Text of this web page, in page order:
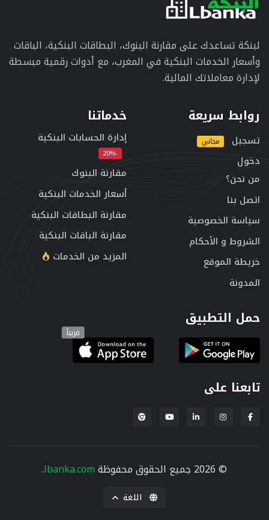
لبنكة تساعدك على مقارنة البنوك، البطاقات البنكية، الباقات
وأسعار الخدمات البنكية في المغرب، مع أدوات رقمية مبسطة
لإدارة معاملاتك المالية.
روابط سريعة
تسجيل مجاني
دخول
من نحن؟
اتصل بنا
سياسة الخصوصية
الشروط و الأحكام
خريطة الموقع
المدونة
خدماتنا
إدارة الحسابات البنكية
-20%
مقارنة البنوك
أسعار الخدمات البنكية
مقارنة البطاقات البنكية
مقارنة الباقات البنكية
المزيد من الخدمات
حمل التطبيق
قريباً
تابعنا على
إضافة لبنكة لمتصفح Chrome
© 2026 جميع الحقوق محفوظة lbanka.com
.
اللغة